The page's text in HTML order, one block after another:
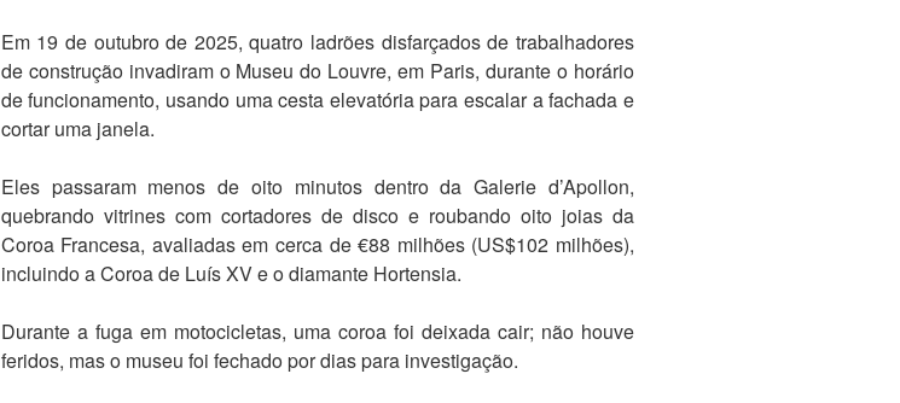
Em 19 de outubro de 2025, quatro ladrões disfarçados de trabalhadores
de construção invadiram o Museu do Louvre, em Paris, durante o horário
de funcionamento, usando uma cesta elevatória para escalar a fachada e
cortar uma janela.
Eles passaram menos de oito minutos dentro da Galerie d’Apollon,
quebrando vitrines com cortadores de disco e roubando oito joias da
Coroa Francesa, avaliadas em cerca de €88 milhões (US$102 milhões),
incluindo a Coroa de Luís XV e o diamante Hortensia.
Durante a fuga em motocicletas, uma coroa foi deixada cair; não houve
feridos, mas o museu foi fechado por dias para investigação.